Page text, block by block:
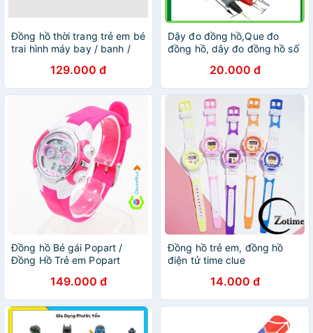
Đồng hồ thời trang trẻ em bé
trai hình máy bay / banh /
PKHRTE017129.000 đ
Dậy đo đồng hồ,Que đo
đồng hồ, dây đo đồng hồ số
20.000 đ
Đồng hồ Bé gái Popart /
Đồng Hồ Trẻ em Popart
149.000 đ
Đồng hồ trẻ em, đồng hồ
điện tử time clue
14.000 đ